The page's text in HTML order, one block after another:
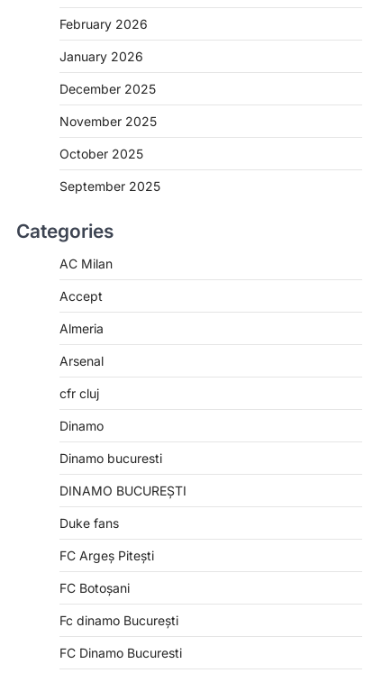
February 2026
January 2026
December 2025
November 2025
October 2025
September 2025
Categories
AC Milan
Accept
Almeria
Arsenal
cfr cluj
Dinamo
Dinamo bucuresti
DINAMO BUCUREȘTI
Duke fans
FC Argeș Pitești
FC Botoșani
Fc dinamo București
FC Dinamo Bucuresti